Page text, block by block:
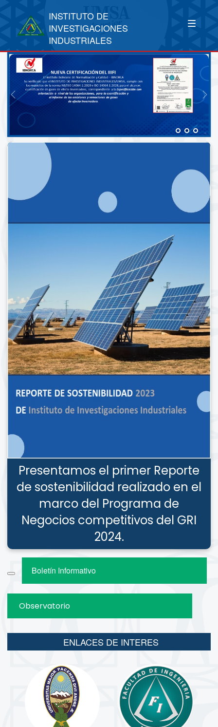
INSTITUTO DE
INVESTIGACIONES
INDUSTRIALES
Presentamos el primer Reporte
de sostenibilidad realizado en el
marco del Programa de
Negocios competitivos del GRI
2024.
Boletín Informativo
Observatorio
ENLACES DE INTERES